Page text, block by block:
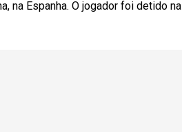
na Espanha. O jogador foi detido na